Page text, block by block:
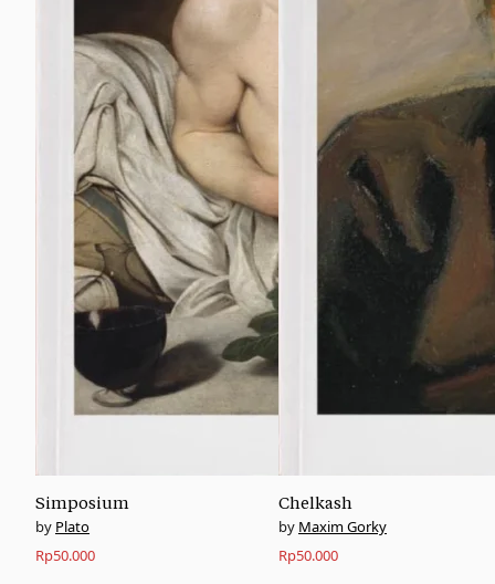
Simposium
Plato
Rp50.000
Chelkash
Maxim Gorky
Rp50.000